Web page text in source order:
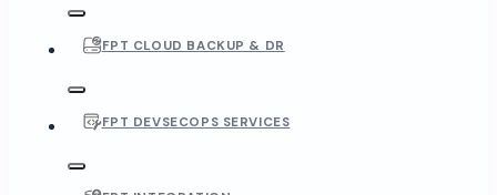
FPT CLOUD BACKUP & DR
FPT DEVSECOPS SERVICES